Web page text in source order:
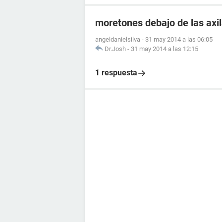
moretones debajo de las
angeldanielsilva - 31 may 2014 a las 06:05
Dr.Josh - 31 may 2014 a las 12:15
1 respuesta